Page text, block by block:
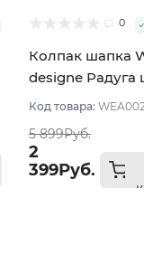
0
Колпак шапка
designe Радуга
Молочный
Код товара:
5 899Руб.
2
399Руб.